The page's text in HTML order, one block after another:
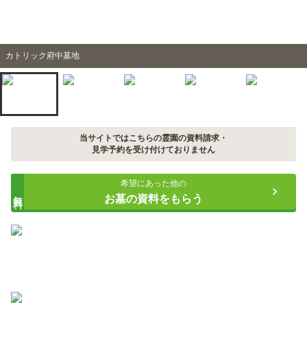
カトリック府中墓地
当サイトではこちらの霊園の資料請求・
見学予約を受け付けておりません
希望にあった他の
お墓の資料をもらう